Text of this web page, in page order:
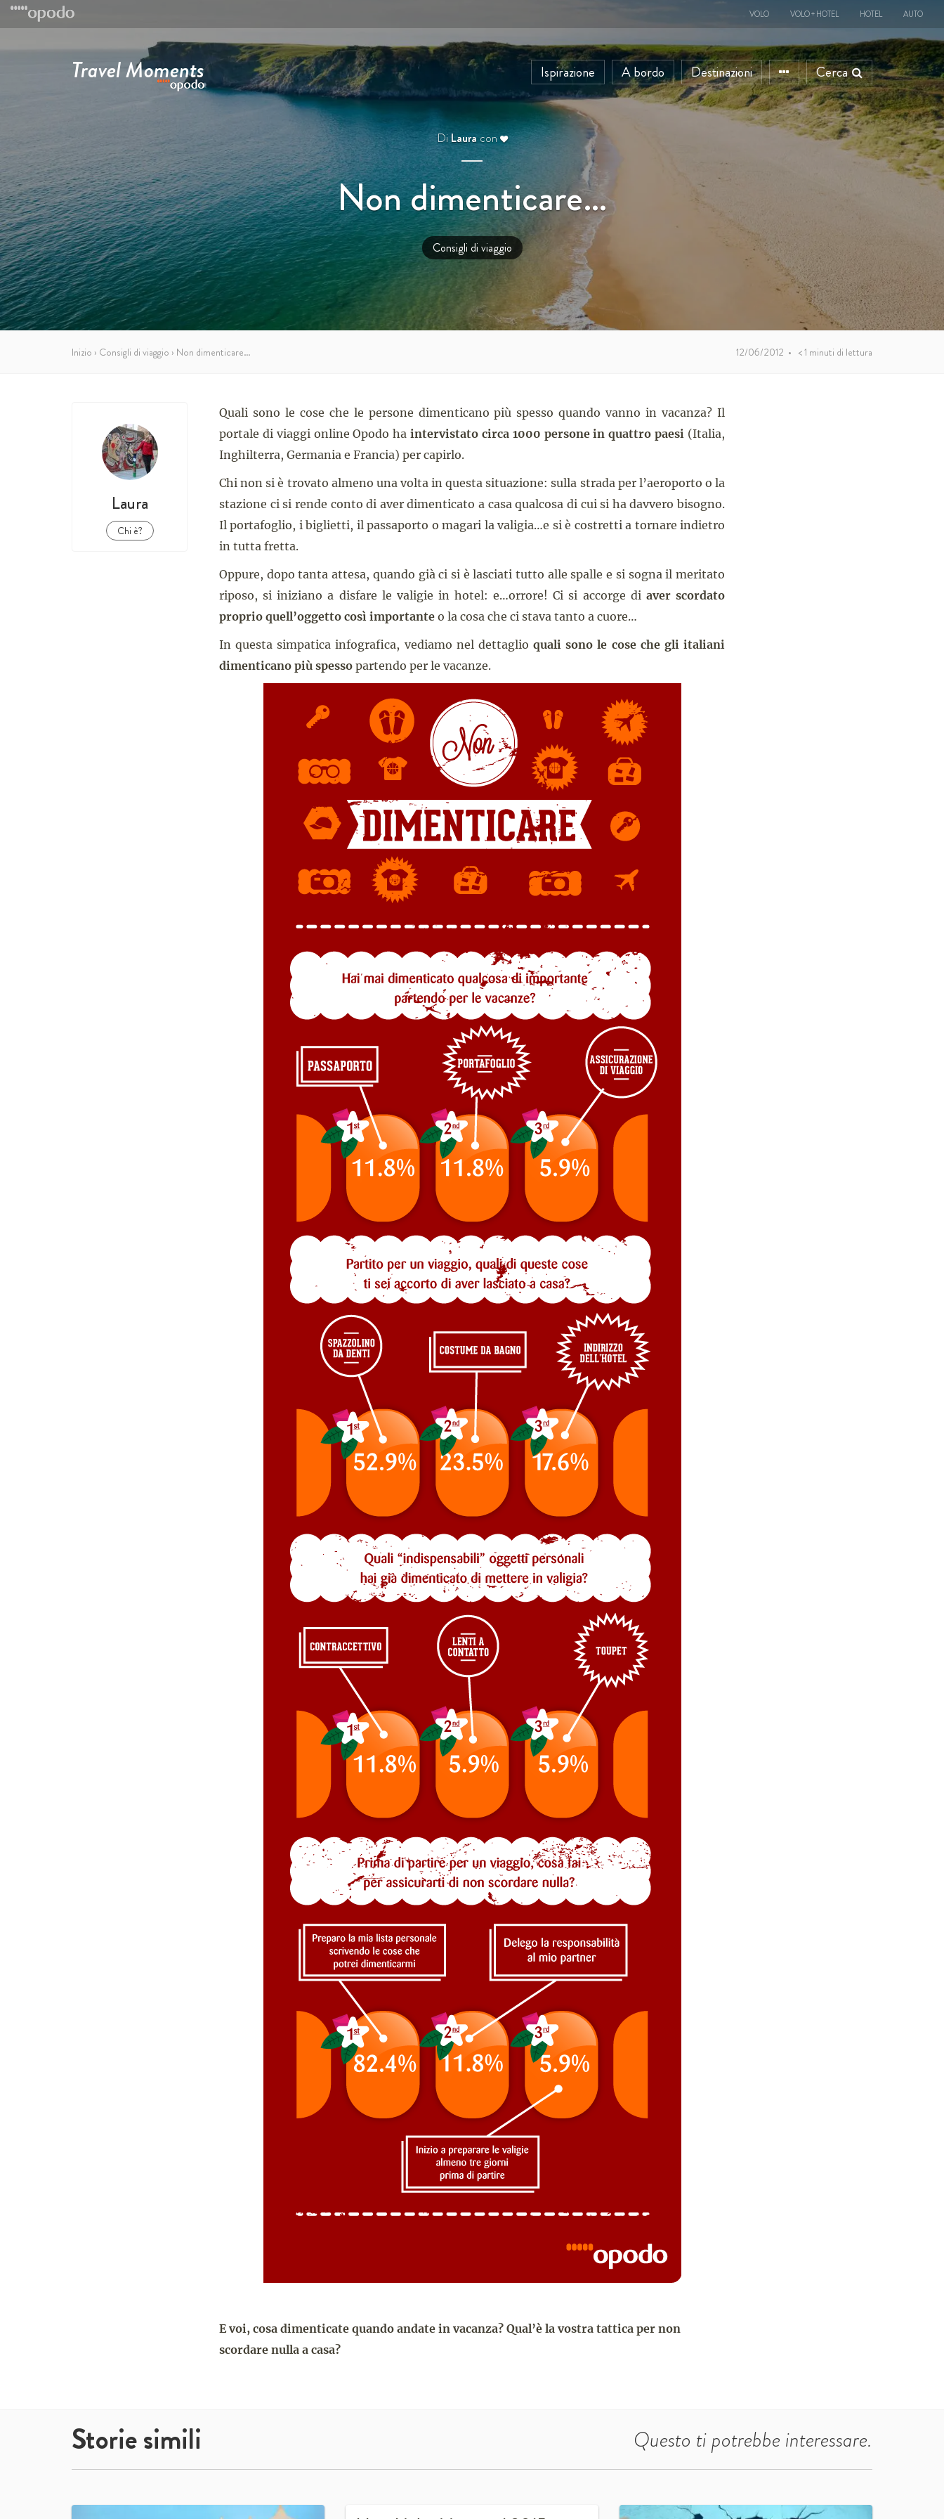
Travel Moments Ispirazione A bordo Destinazioni Cerca
VOLO VOLO + HOTEL HOTEL AUTO
Di Lauracon
Non dimenticare…
Consigli di viaggio
Inizio › Consigli di viaggio › Non dimenticare… 12/06/2012 • < 1 minuti di lettura
Laura
Chi è?
Quali sono le cose che le persone dimenticano più spesso quando vanno in vacanza? Il
portale di viaggi online Opodo haintervistato circa 1000 persone in quattro paesi (Italia,
Inghilterra, Germania e Francia) per capirlo.
Chi non si è trovato almeno una volta in questa situazione: sulla strada per l’aeroporto o la
stazione ci si rende conto di aver dimenticato a casa qualcosa di cui si ha davvero bisogno.
Il portafoglio, i biglietti, il passaporto o magari la valigia…e si è costretti a tornare indietro
in tutta fretta.
Oppure, dopo tanta attesa, quando già ci si è lasciati tutto alle spalle e si sogna il meritato
riposo, si iniziano a disfare le valigie in hotel: e…orrore! Ci si accorge di aver scordato
proprio quell’oggetto così importante o la cosa che ci stava tanto a cuore…
In questa simpatica infografica, vediamo nel dettaglioquali sono le cose che gli italiani
dimenticano più spesso partendo per le vacanze.
E voi, cosa dimenticate quando andate in vacanza? Qual’è la vostra tattica per non
scordare nulla a casa?
Storie simili Questo ti potrebbe interessare.